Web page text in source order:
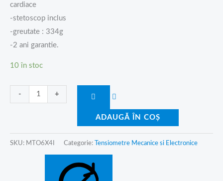
cardiace
-stetoscop inclus
-greutate : 334g
-2 ani garantie.
10 în stoc
- +
ADAUGĂ ÎN COȘ
SKU: MTO6X4I Categorie: Tensiometre Mecanice si Electronice